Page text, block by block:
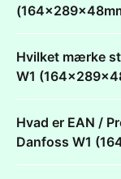
Hvilket mærke
W1
Hvad er EAN /
Danfoss W1